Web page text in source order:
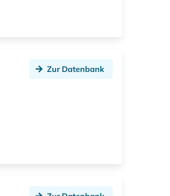
Zur Datenbank